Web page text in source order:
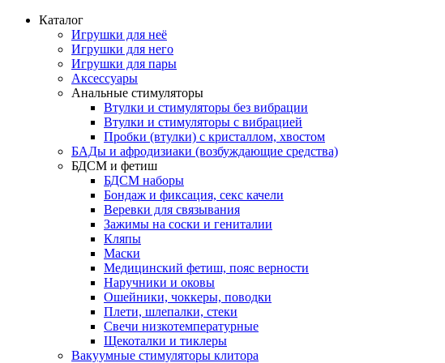
Каталог
Игрушки для неё
Игрушки для него
Игрушки для пары
Аксессуары
Анальные стимуляторы
Втулки и стимуляторы без вибрации
Втулки и стимуляторы с вибрацией
Пробки (втулки) с кристаллом, хвостом
БАДы и афродизиаки (возбуждающие средства)
БДСМ и фетиш
БДСМ наборы
Бондаж и фиксация, секс качели
Веревки для связывания
Зажимы на соски и гениталии
Кляпы
Маски
Медицинский фетиш, пояс верности
Наручники и оковы
Ошейники, чоккеры, поводки
Плети, шлепалки, стеки
Свечи низкотемпературные
Щекоталки и тиклеры
Вакуумные стимуляторы клитора